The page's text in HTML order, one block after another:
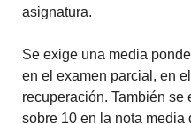
asignatura.
Se exige una media
en el examen parcial, en
recuperación. También
sobre 10 en la nota media